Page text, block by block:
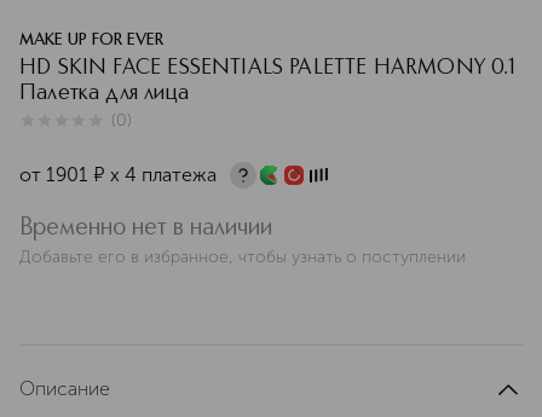
MAKE UP FOR EVER
HD SKIN FACE ESSENTIALS PALETTE HARMONY 0.1
Палетка для лица
(0)
от 1901 ¤ х 4 платежа
Временно нет в наличии
Добавьте его в избранное, чтобы узнать о поступлении
Описание